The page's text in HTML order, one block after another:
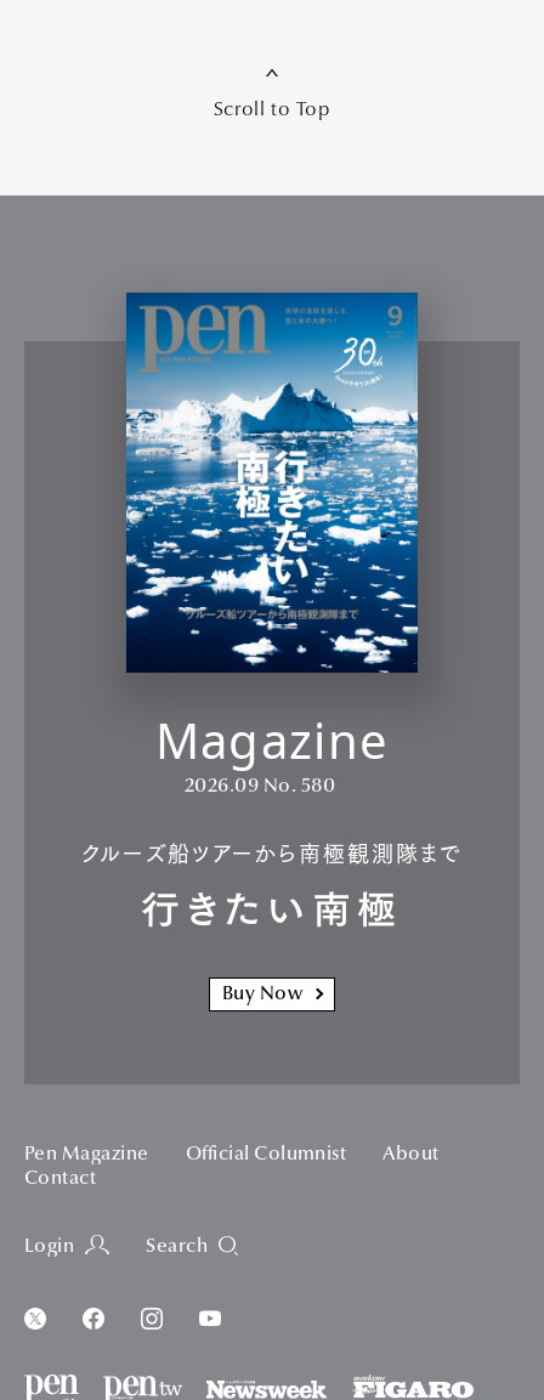
Scroll to Top
Magazine
2026.09 No. 580
クルーズ船ツアーから南極観測隊まで
行きたい南極
Buy Now
Pen Magazine Official Columnist
About
Contact
Login Search